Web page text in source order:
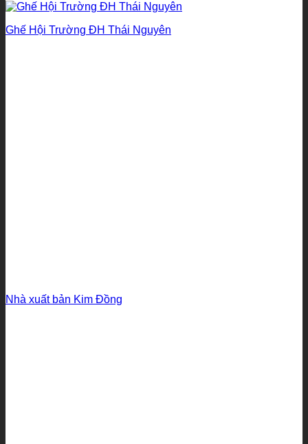
Ghế Hội Trường ĐH Thái Nguyên
Nhà xuất bản Kim Đồng